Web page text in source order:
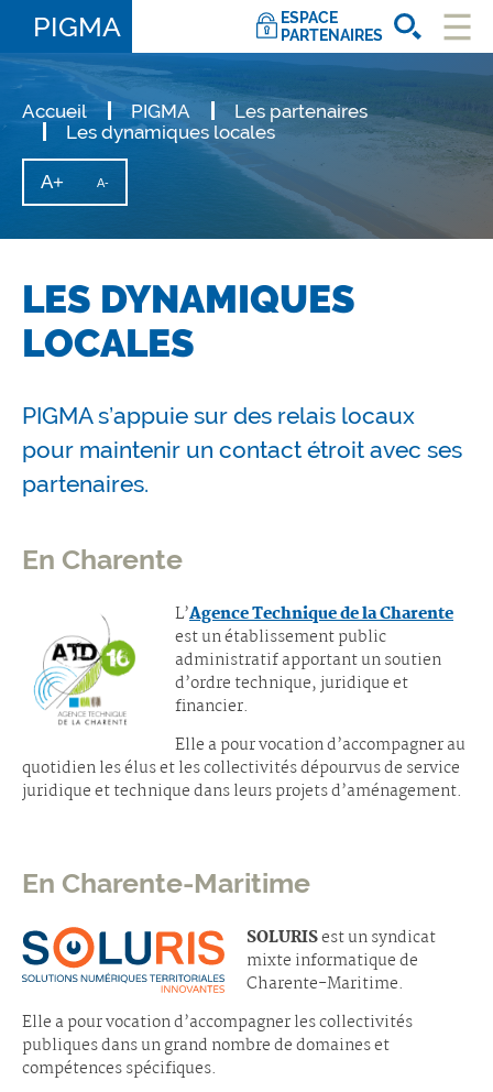
PIGMA
ESPACE
PARTENAIRES
le
Accueil PIGMA
Les partenaires
Les dynamiques locales
A+ Augmenter
la
du
A-
taille
LES DYNAMIQUES
LOCALES
PIGMA s’appuie sur des relais locaux
pour maintenir un contact étroit avec ses
partenaires.
En Charente
L’Agence Technique de la Charente
est un établissement public
administratif apportant un soutien
d’ordre technique, juridique et
financier.
Elle a pour vocation d’accompagner au
quotidien les élus et les collectivités dépourvus de service
juridique et technique dans leurs projets d’aménagement.
En Charente-Maritime
SOLURISest un syndicat
mixte informatique de
Charente-Maritime.
Elle a pour vocation d’accompagner les collectivités
publiques dans un grand nombre de domaines et
compétences spécifiques.